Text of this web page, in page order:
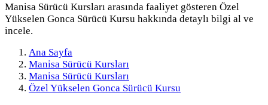
Manisa Sürücü Kursları arasında faaliyet gösteren Özel
Yükselen Gonca Sürücü Kursu hakkında detaylı bilgi al ve
incele.
Ana Sayfa
Manisa Sürücü Kursları
Manisa Sürücü Kursları
Özel Yükselen Gonca Sürücü Kursu